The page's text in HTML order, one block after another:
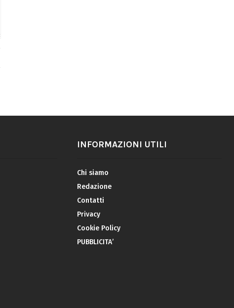
INFORMAZIONI UTILI
Chi siamo
Redazione
Contatti
Privacy
Cookie Policy
PUBBLICITA’